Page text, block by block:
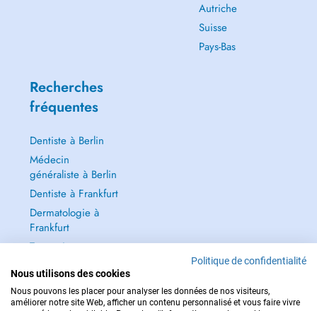
Autriche
Suisse
Pays-Bas
Recherches
fréquentes
Dentiste à Berlin
Médecin
généraliste à Berlin
Dentiste à Frankfurt
Dermatologie à
Frankfurt
Tout voir →
Politique de confidentialité
Nous utilisons des cookies
Nous pouvons les placer pour analyser les données de nos visiteurs,
améliorer notre site Web, afficher un contenu personnalisé et vous faire vivre